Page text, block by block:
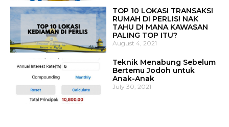
TOP 10 LOKASI TRANSAKSI
RUMAH DI PERLIS! NAK
TAHU DI MANA KAWASAN
PALING TOP ITU?
August 4, 2021
Teknik Menabung Sebelum
Bertemu Jodoh untuk
Anak-Anak
July 30, 2021